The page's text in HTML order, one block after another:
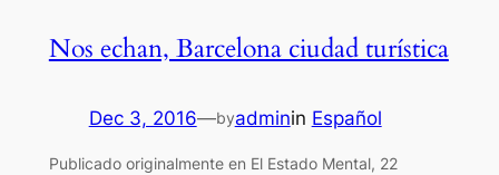
Nos echan, Barcelona ciudad turística
Dec 3, 2016—byadminin Español
Publicado originalmente en El Estado Mental, 22